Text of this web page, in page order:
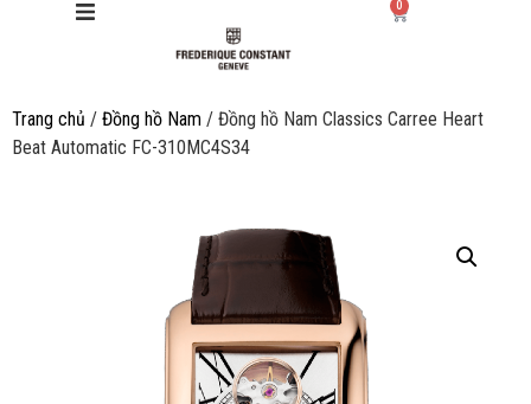
Giới thiệu
0
Trang chủ / Đồng hồ Nam / Đồng hồ Nam Classics Carree Heart
Beat Automatic FC-310MC4S34